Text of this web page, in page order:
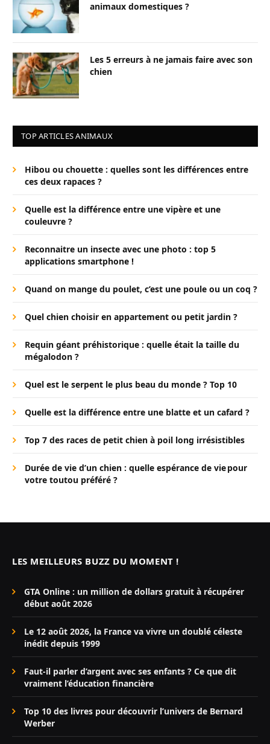
animaux domestiques ?
Les 5 erreurs à ne jamais faire avec son
chien
TOP ARTICLES ANIMAUX
Hibou ou chouette : quelles sont les différences entre
ces deux rapaces ?
Quelle est la différence entre une vipère et une
couleuvre ?
Reconnaitre un insecte avec une photo : top 5
applications smartphone !
Quand on mange du poulet, c’est une poule ou un coq ?
Quel chien choisir en appartement ou petit jardin ?
Requin géant préhistorique : quelle était la taille du
mégalodon ?
Quel est le serpent le plus beau du monde ? Top 10
Quelle est la différence entre une blatte et un cafard ?
Top 7 des races de petit chien à poil long irrésistibles
Durée de vie d’un chien : quelle espérance de vie pour
votre toutou préféré ?
LES MEILLEURS BUZZ DU MOMENT !
GTA Online : un million de dollars gratuit à récupérer
début août 2026
Le 12 août 2026, la France va vivre un doublé céleste
inédit depuis 1999
Faut-il parler d’argent avec ses enfants ? Ce que dit
vraiment l’éducation financière
Top 10 des livres pour découvrir l’univers de Bernard
Werber